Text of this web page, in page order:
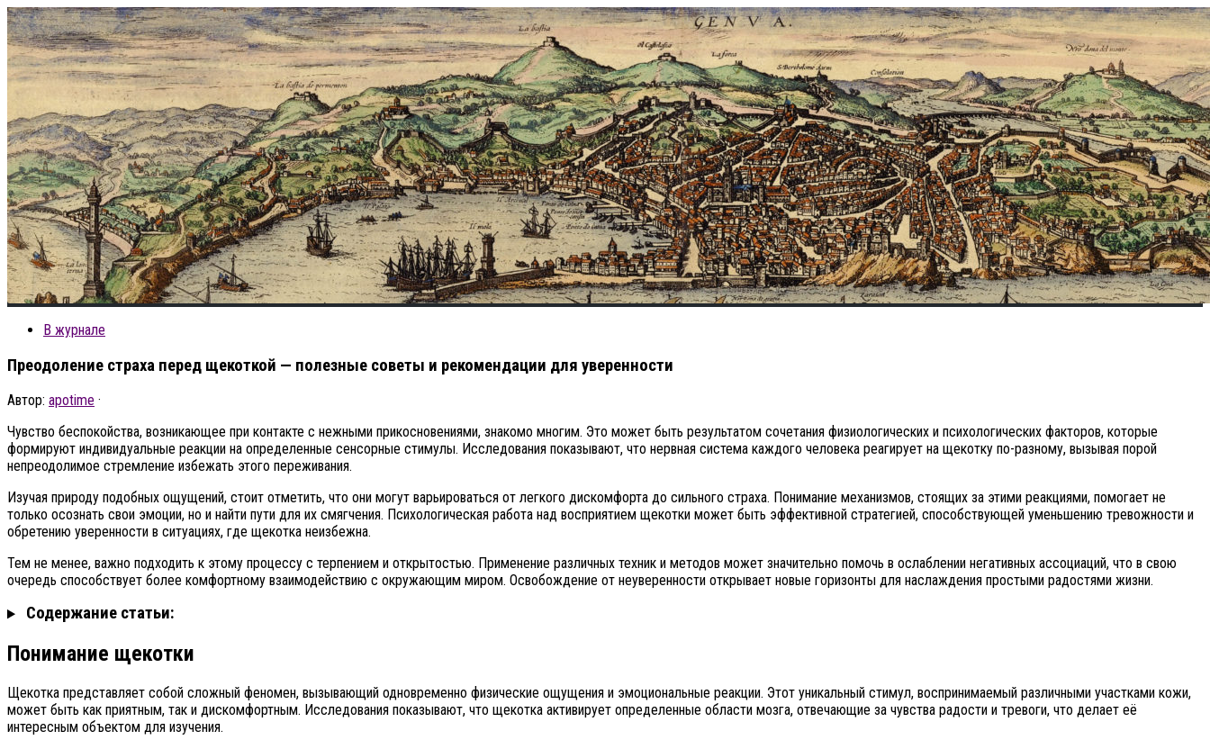
В журнале
Преодоление страха перед щекоткой — полезные советы и рекомендации для уверенности
Автор: apotime ·
Чувство беспокойства, возникающее при контакте с нежными прикосновениями, знакомо многим. Это может быть результатом сочетания физиологических и психологических факторов, которые
формируют индивидуальные реакции на определенные сенсорные стимулы. Исследования показывают, что нервная система каждого человека реагирует на щекотку по-разному, вызывая порой
непреодолимое стремление избежать этого переживания.
Изучая природу подобных ощущений, стоит отметить, что они могут варьироваться от легкого дискомфорта до сильного страха. Понимание механизмов, стоящих за этими реакциями, помогает не
только осознать свои эмоции, но и найти пути для их смягчения. Психологическая работа над восприятием щекотки может быть эффективной стратегией, способствующей уменьшению тревожности и
обретению уверенности в ситуациях, где щекотка неизбежна.
Тем не менее, важно подходить к этому процессу с терпением и открытостью. Применение различных техник и методов может значительно помочь в ослаблении негативных ассоциаций, что в свою
очередь способствует более комфортному взаимодействию с окружающим миром. Освобождение от неуверенности открывает новые горизонты для наслаждения простыми радостями жизни.
Содержание статьи:
Понимание щекотки
Щекотка представляет собой сложный феномен, вызывающий одновременно физические ощущения и эмоциональные реакции. Этот уникальный стимул, воспринимаемый различными участками кожи,
может быть как приятным, так и дискомфортным. Исследования показывают, что щекотка активирует определенные области мозга, отвечающие за чувства радости и тревоги, что делает её
интересным объектом для изучения.